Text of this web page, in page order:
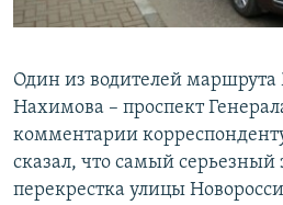
Один из водителей
Нахимова – проспект
комментарии
сказал, что самый серьезный
перекрестка улицы